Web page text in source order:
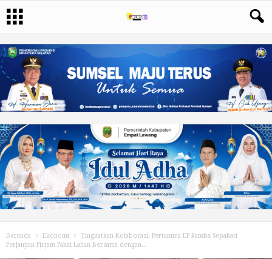
Beranda Ekonomi
Tingkatkan Kolaborasi, Pertamina EP Ramba Sepakati
Perjanjian Pinjam Pakai Lahan Bersama dengan...